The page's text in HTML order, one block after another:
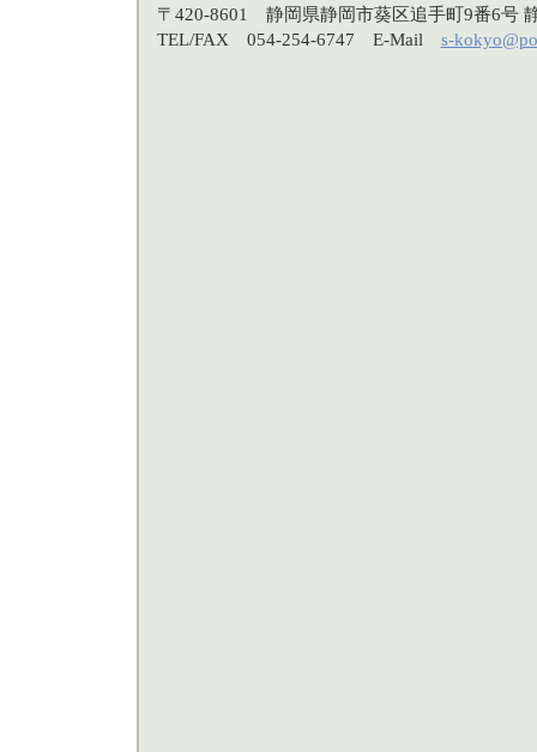
〒420-8601 静岡県静岡市葵区追手町9番6号
TEL/FAX 054-254-6747 E-Mail s-